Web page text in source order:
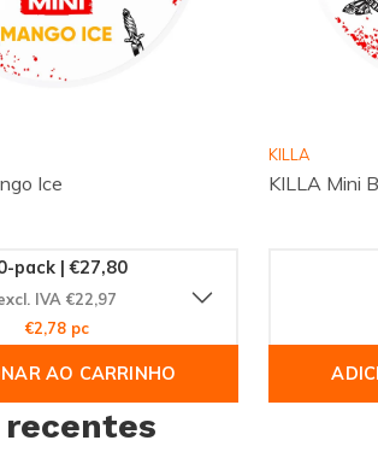
de experimentar o APRÈS
e descubra por que tantos clientes ao redor
nossa plataforma online e receba seu
Garanta já o seu e sinta a diferença!
Ice
pack | €27,80
IVA €22,97
€2,78 pc
AO CARRINHO
KILLA
KILLA Mini